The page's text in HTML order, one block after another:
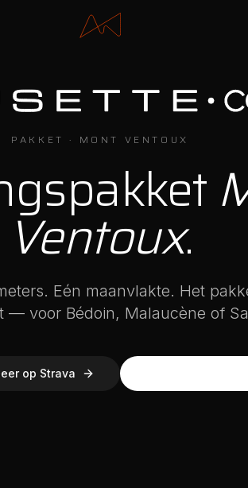
PAKKET · MONT VENTOUX
Ventoux.
Eén maanvlakte. Het
— voor Bédoin, Malaucène of
op Strava